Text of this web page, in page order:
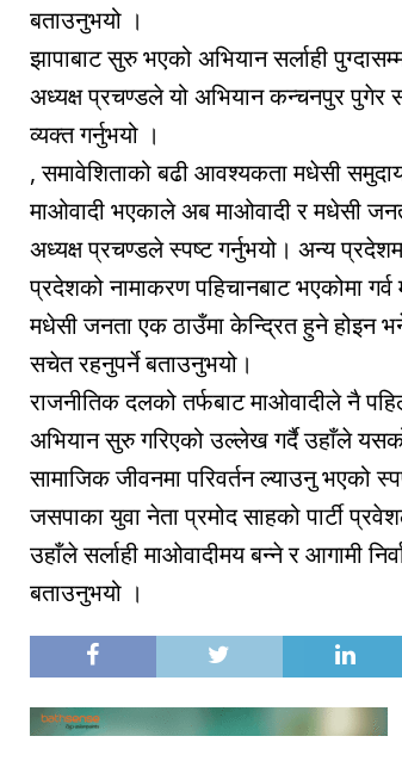
बताउनुभयो ।
झापाबाट सुरु भएको अभियान सर्लाही
अध्यक्ष प्रचण्डले यो अभियान कन्चनपुर
व्यक्त गर्नुभयो ।
, समावेशिताको बढी आवश्यकता मधेसी
माओवादी भएकाले अब माओवादी र मधेसी
अध्यक्ष प्रचण्डले स्पष्ट गर्नुभयो। अन्य
प्रदेशको नामाकरण पहिचानबाट भएकोमा
मधेसी जनता एक ठाउँमा केन्द्रित हुने होइन
सचेत रहनुपर्ने बताउनुभयो।
राजनीतिक दलको तर्फबाट माओवादीले नै
अभियान सुरु गरिएको उल्लेख गर्दै उहाँले
सामाजिक जीवनमा परिवर्तन ल्याउनु भएको
जसपाका युवा नेता प्रमोद साहको पार्टी
उहाँले सर्लाही माओवादीमय बन्ने र आगामी
बताउनुभयो ।